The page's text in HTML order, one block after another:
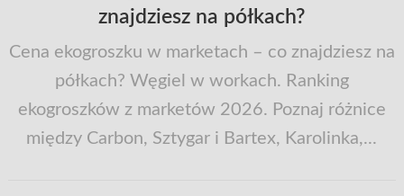
znajdziesz na półkach?
Cena ekogroszku w marketach – co znajdziesz na
półkach? Węgiel w workach. Ranking
ekogroszków z marketów 2026. Poznaj różnice
między Carbon, Sztygar i Bartex, Karolinka,...